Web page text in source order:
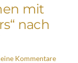
mit
nach
Kommentare